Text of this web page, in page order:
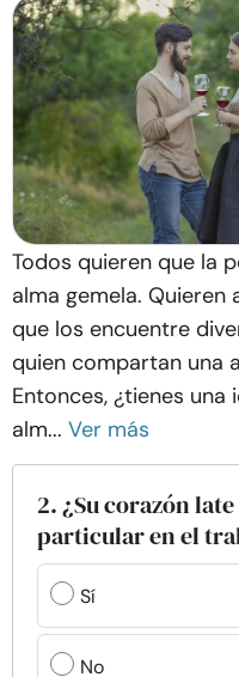
Todos quieren que la
alma gemela. Quieren
que los encuentre
quien compartan una
Entonces, ¿tienes
alm... Ver más
2. ¿Su corazón
particular en el
Sí
No